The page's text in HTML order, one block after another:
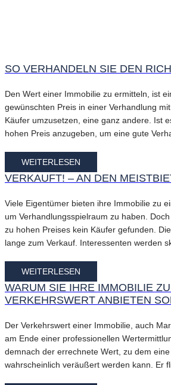
SO VERHANDELN SIE DEN
Den Wert einer Immobilie zu ermitteln, ist
gewünschten Preis in einer Verhandlung
Käufer umzusetzen, eine ganz andere. Ist
hohen Preis anzugeben, um eine gute
WEITERLESEN
VERKAUFT! – AN DEN
Viele Eigentümer bieten ihre Immobilie zu
um Verhandlungsspielraum zu haben.
zu hohen Preises kein Käufer gefunden.
lange zum Verkauf. Interessenten werden
WEITERLESEN
WARUM SIE IHRE IMMOBILIE
VERKEHRSWERT ANBIETEN
Der Verkehrswert einer Immobilie, auch
am Ende einer professionellen
demnach der errechnete Wert, zu dem
wahrscheinlich veräußert werden kann. Er